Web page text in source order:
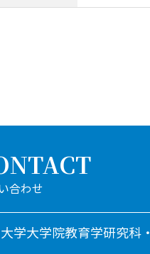
学大学院教育学研究科